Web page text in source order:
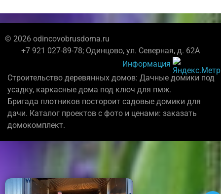
© 2026 odincovobrusdoma.ru
+7 921 027-89-78; Одинцово, ул. Северная, д. 62А
Информация
Строительство деревянных домов: Дачные домики под
усадку, каркасные дома под ключ для пмж.
Бригада плотников постороит садовые домики для
дачи. Каталог проектов с фото и ценами: заказать
домокомплект.